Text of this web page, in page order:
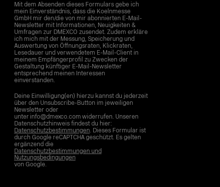
Mit dem Absenden dieses Formulars gebe ich
mein Einverständnis, dass die Koelnmesse
GmbH mir den/die von mir abonnierten E-Mail-
Newsletter mit Informationen, Neuigkeiten &
Umfragen zur DMEXCO zusendet. Zudem erkläre
ich mich mit der Messung, Speicherung und
Auswertung von Öffnungsraten, Klickraten,
Lesedauer und verwendetem E-Mail-Client in
meinem Empfängerprofil zu Zwecken der
Gestaltung künftiger E-Mail-Newsletter
entsprechend meinen Interessen
einverstanden.
Deine Einwilligung(en) hierzu kannst du jederzeit
über den Unsubscribe-Button im jeweiligen
Newsletter oder
unter info@dmexco.com widerrufen. Unseren
Datenschutzhinweis findest du hier:
Datenschutzbestimmungen. Dieses Formular ist
durch Google reCAPTCHA geschützt. Es gelten
ergänzend die
Datenschutzbestimmungen und
Nutzungsbedingungen
von Google.